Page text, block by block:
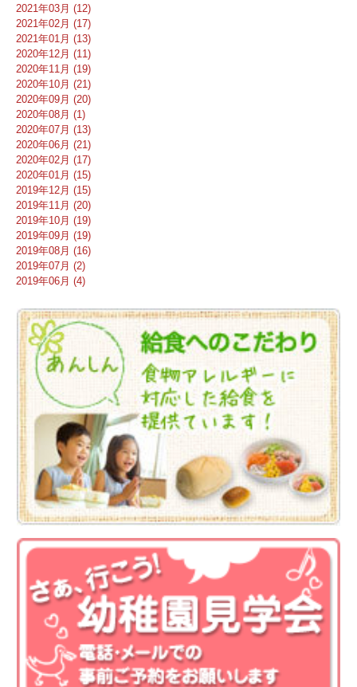
2021年03月 (12)
2021年02月 (17)
2021年01月 (13)
2020年12月 (11)
2020年11月 (19)
2020年10月 (21)
2020年09月 (20)
2020年08月 (1)
2020年07月 (13)
2020年06月 (21)
2020年02月 (17)
2020年01月 (15)
2019年12月 (15)
2019年11月 (20)
2019年10月 (19)
2019年09月 (19)
2019年08月 (16)
2019年07月 (2)
2019年06月 (4)